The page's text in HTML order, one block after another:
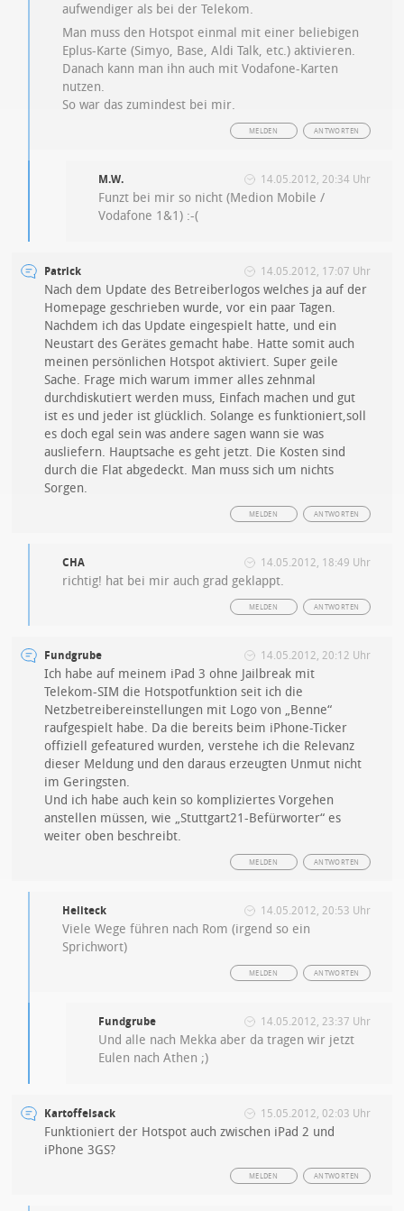
aufwendiger als bei der Telekom.
Man muss den Hotspot einmal mit einer beliebigen
Eplus-Karte (Simyo, Base, Aldi Talk, etc.) aktivieren.
Danach kann man ihn auch mit Vodafone-Karten
nutzen.
So war das zumindest bei mir.
ANTWORTEN
MELDEN
M.W. 14.05.2012, 20:34 Uhr
Funzt bei mir so nicht (Medion Mobile /
Vodafone 1&1) :-(
Patrick 14.05.2012, 17:07 Uhr
Nach dem Update des Betreiberlogos welches ja auf der
Homepage geschrieben wurde, vor ein paar Tagen.
Nachdem ich das Update eingespielt hatte, und ein
Neustart des Gerätes gemacht habe. Hatte somit auch
meinen persönlichen Hotspot aktiviert. Super geile
Sache. Frage mich warum immer alles zehnmal
durchdiskutiert werden muss, Einfach machen und gut
ist es und jeder ist glücklich. Solange es funktioniert,soll
es doch egal sein was andere sagen wann sie was
ausliefern. Hauptsache es geht jetzt. Die Kosten sind
durch die Flat abgedeckt. Man muss sich um nichts
Sorgen.
ANTWORTEN
MELDEN
CHA 14.05.2012, 18:49 Uhr
richtig! hat bei mir auch grad geklappt.
ANTWORTEN
MELDEN
Fundgrube 14.05.2012, 20:12 Uhr
Ich habe auf meinem iPad 3 ohne Jailbreak mit
Telekom-SIM die Hotspotfunktion seit ich die
Netzbetreibereinstellungen mit Logo von „Benne“
raufgespielt habe. Da die bereits beim iPhone-Ticker
offiziell gefeatured wurden, verstehe ich die Relevanz
dieser Meldung und den daraus erzeugten Unmut nicht
im Geringsten.
Und ich habe auch kein so kompliziertes Vorgehen
anstellen müssen, wie „Stuttgart21-Befürworter“ es
weiter oben beschreibt.
ANTWORTEN
MELDEN
Heliteck 14.05.2012, 20:53 Uhr
Viele Wege führen nach Rom (irgend so ein
Sprichwort)
ANTWORTEN
MELDEN
Fundgrube 14.05.2012, 23:37 Uhr
Und alle nach Mekka aber da tragen wir jetzt
Eulen nach Athen ;)
Kartoffelsack 15.05.2012, 02:03 Uhr
Funktioniert der Hotspot auch zwischen iPad 2 und
iPhone 3GS?
ANTWORTEN
MELDEN